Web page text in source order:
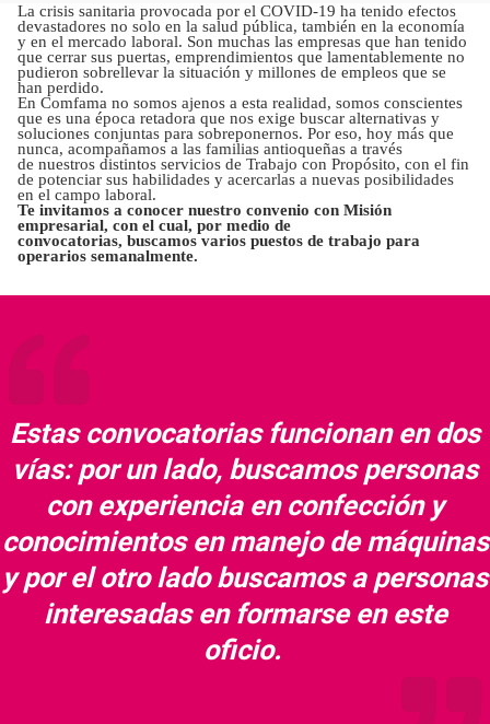
La crisis sanitaria provocada por el COVID-19 ha tenido efectos
devastadores no solo en la salud pública, también en la economía
y en el mercado laboral. Son muchas las empresas que han tenido
que cerrar sus puertas, emprendimientos que lamentablemente no
pudieron sobrellevar la situación y millones de empleos que se
han perdido.
En Comfama no somos ajenos a esta realidad, somos conscientes
que es una época retadora que nos exige buscar alternativas y
soluciones conjuntas para sobreponernos. Por eso, hoy más que
nunca, acompañamos a las familias antioqueñas a través
de nuestros distintos servicios de Trabajo con Propósito, con el fin
de potenciar sus habilidades y acercarlas a nuevas posibilidades
en el campo laboral.
Te invitamos a conocer nuestro convenio con Misión
empresarial, con el cual, por medio de
convocatorias, buscamos varios puestos de trabajo para
operarios semanalmente.
Estas convocatorias funcionan en dos
vías: por un lado, buscamos personas
con experiencia en confección y
conocimientos en manejo de máquinas
y por el otro lado buscamos a personas
interesadas en formarse en este
oficio.